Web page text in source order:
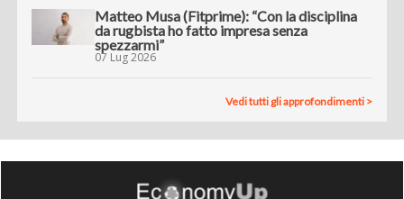
Matteo Musa (Fitprime): “Con la disciplina
da rugbista ho fatto impresa senza
spezzarmi”
07 Lug 2026
Vedi tutti gli approfondimenti >